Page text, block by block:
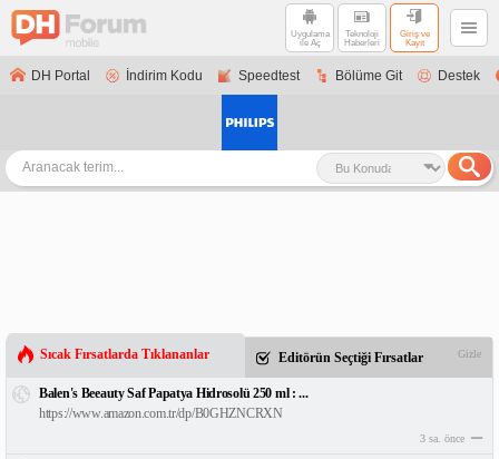
Uygulama
ile Aç
Teknoloji
Haberleri
Giriş ve
Kayıt
DH Portal İndirim Kodu Speedtest Bölüme Git Destek
Sıcak Fırsatlarda Tıklananlar Editörün Seçtiği Fırsatlar Gizle
Balen's Beeauty Saf Papatya Hidrosolü 250 ml : ...
https://www.amazon.com.tr/dp/B0GHZNCRXN
3 sa. önce